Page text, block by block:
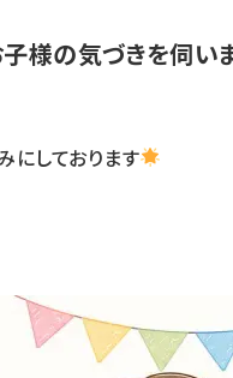
様の気づきを伺い
にしております